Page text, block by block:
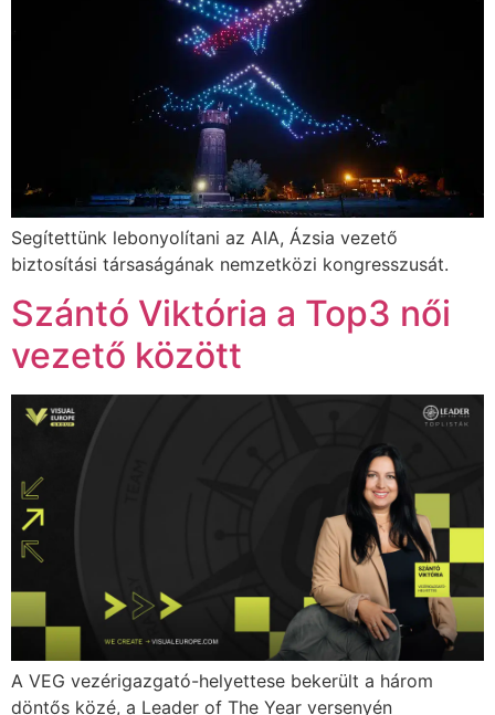
Segítettünk lebonyolítani az AIA, Ázsia vezető
biztosítási társaságának nemzetközi kongresszusát.
Szántó Viktória a Top3 női
vezető között
A VEG vezérigazgató-helyettese bekerült a három
döntős közé, a Leader of The Year versenyén